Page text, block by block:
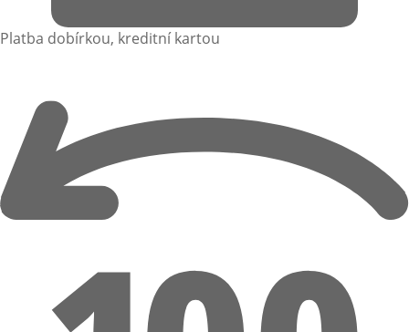
Platba dobírkou, kreditní kartou